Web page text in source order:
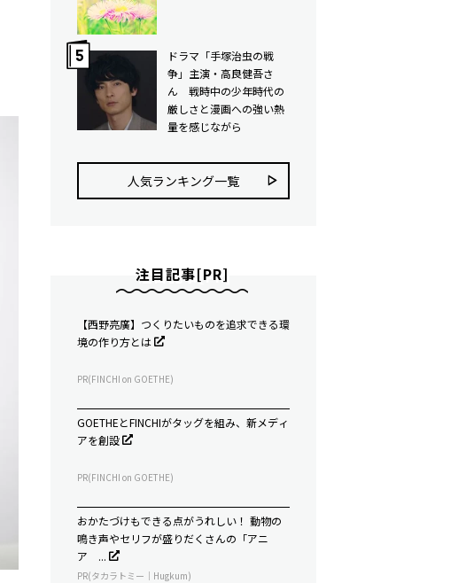
ドラマ「手塚治虫の戦
争」主演・高良健吾さ
ん 戦時中の少年時代の
厳しさと漫画への強い熱
量を感じながら
人気ランキング⼀覧
注目記事[PR]
【西野亮廣】つくりたいものを追求できる環
境の作り方とは
PR(FINCHI on GOETHE)
GOETHEとFINCHIがタッグを組み、新メディ
アを創設
PR(FINCHI on GOETHE)
おかたづけもできる点がうれしい！ 動物の
鳴き声やセリフが盛りだくさんの「アニ
ア ...
PR(タカラトミー｜Hugkum)